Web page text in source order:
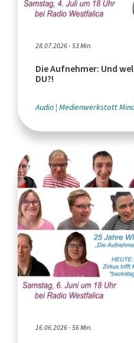
28.07.2026 - 53 Min.
Die Aufnehmer: Und
DU?!
Audio Medienwerkstatt
16.06.2026 - 56 Min.